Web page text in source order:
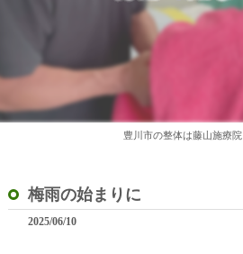
豊川市の整体は藤山施療院
梅雨の始まりに
2025/06/10